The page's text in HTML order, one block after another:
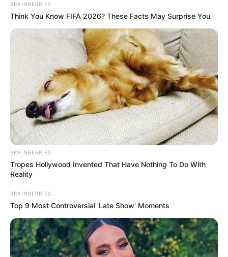
BRAINBERRIES
Think You Know FIFA 2026? These Facts May Surprise You
BRAINBERRIES
Tropes Hollywood Invented That Have Nothing To Do With
Reality
BRAINBERRIES
Top 9 Most Controversial 'Late Show' Moments